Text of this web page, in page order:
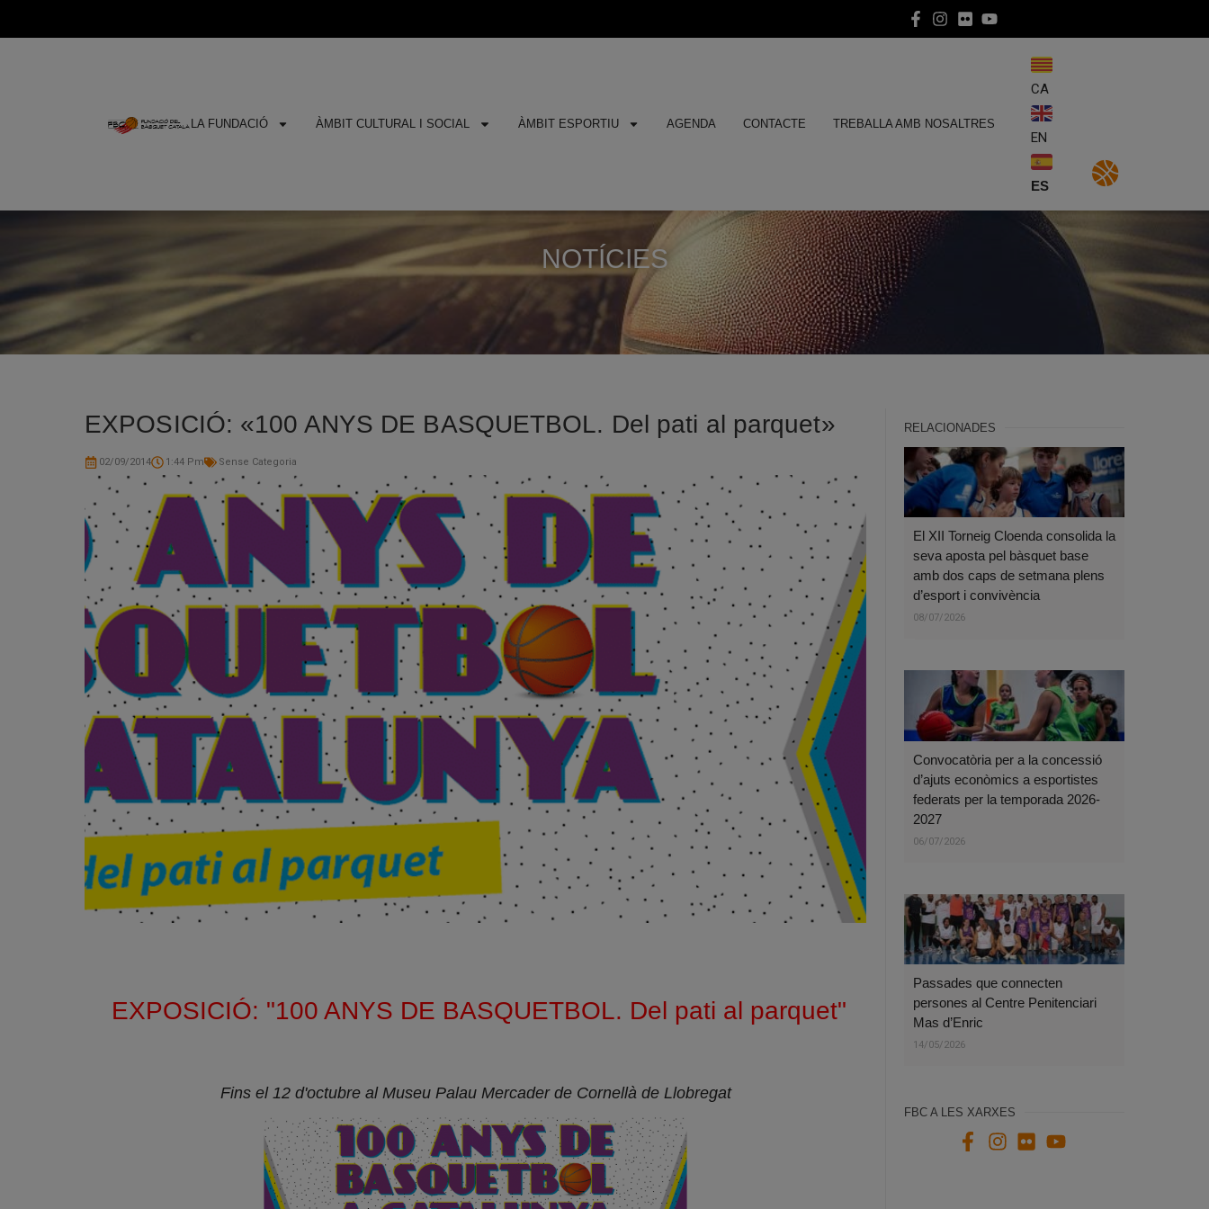
LA FUNDACIÓ ÀMBIT CULTURAL I SOCIAL ÀMBIT ESPORTIU AGENDA CONTACTE TREBALLA AMB NOSALTRES
CA
EN
ES
NOTÍCIES
EXPOSICIÓ: «100 ANYS DE BASQUETBOL. Del pati al parquet»
02/09/2014 1:44 Pm Sense Categoria
EXPOSICIÓ: "100 ANYS DE BASQUETBOL. Del pati al parquet"
Fins el 12 d'octubre al Museu Palau Mercader de Cornellà de Llobregat
RELACIONADES
El XII Torneig Cloenda consolida la
seva aposta pel bàsquet base
amb dos caps de setmana plens
d’esport i convivència
08/07/2026
Convocatòria per a la concessió
d’ajuts econòmics a esportistes
federats per la temporada 2026-
2027
06/07/2026
Passades que connecten
persones al Centre Penitenciari
Mas d’Enric
14/05/2026
FBC A LES XARXES